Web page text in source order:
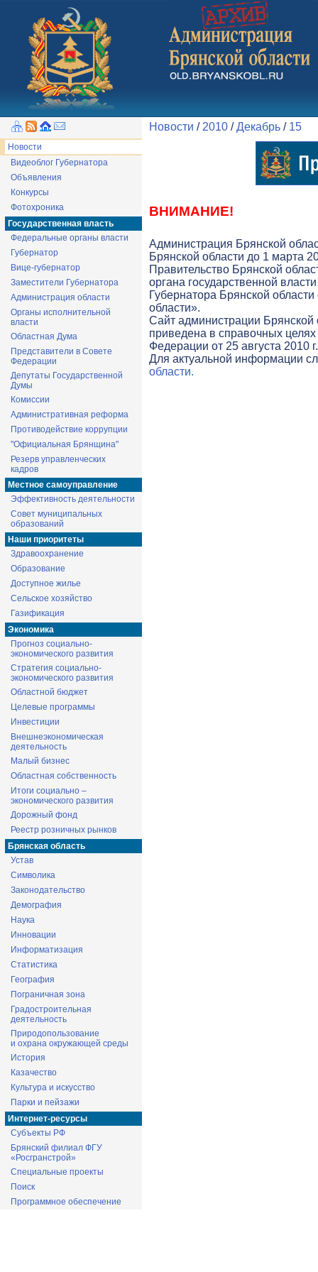
Новости
Видеоблог Губернатора
Объявления
Конкурсы
Фотохроника
Государственная власть
Федеральные органы власти
Губернатор
Вице-губернатор
Заместители Губернатора
Администрация области
Органы исполнительной
власти
Областная Дума
Представители в Совете
Федерации
Депутаты Государственной
Думы
Комиссии
Административная реформа
Противодействие коррупции
"Официальная Брянщина"
Резерв управленческих
кадров
Местное самоуправление
Эффективность деятельности
Совет муниципальных
образований
Наши приоритеты
Здравоохранение
Образование
Доступное жилье
Сельское хозяйство
Газификация
Экономика
Прогноз социально-
экономического развития
Стратегия социально-
экономического развития
Областной бюджет
Целевые программы
Инвестиции
Внешнеэкономическая
деятельность
Малый бизнес
Областная собственность
Итоги социально –
экономического развития
Дорожный фонд
Реестр розничных рынков
Брянская область
Устав
Символика
Законодательство
Демография
Наука
Инновации
Информатизация
Статистика
География
Пограничная зона
Градостроительная
деятельность
Природопользование
и охрана окружающей среды
История
Казачество
Культура и искусство
Парки и пейзажи
Интернет-ресурсы
Субъекты РФ
Брянский филиал ФГУ
«Росгранстрой»
Специальные проекты
Поиск
Программное обеспечение
Новости / 2010 /Декабрь / 15
ВНИМАНИЕ!
Администрация Брянской
Брянской области до 1 марта
Правительство Брянской
органа государственной
Губернатора Брянской
области».
Cайт администрации
приведена в справочных целях
Федерации от 25 августа 2010
Для актуальной информации
области.